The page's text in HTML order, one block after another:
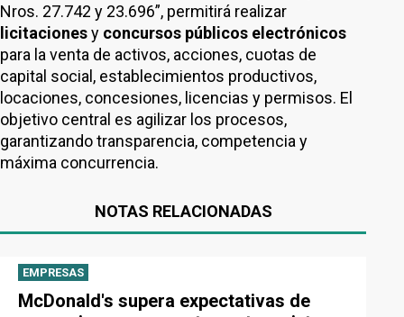
Nros. 27.742 y 23.696”, permitirá realizar
licitacionesy concursos públicos electrónicos
para la venta de activos, acciones, cuotas de
capital social, establecimientos productivos,
locaciones, concesiones, licencias y permisos. El
objetivo central es agilizar los procesos,
garantizando transparencia, competencia y
máxima concurrencia.
NOTAS RELACIONADAS
EMPRESAS
McDonald's supera expectativas de